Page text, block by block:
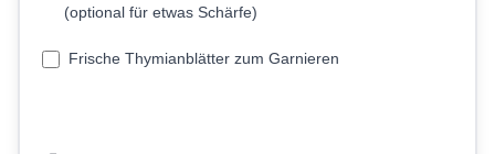
(optional für etwas Schärfe)
Frische Thymianblätter zum Garnieren